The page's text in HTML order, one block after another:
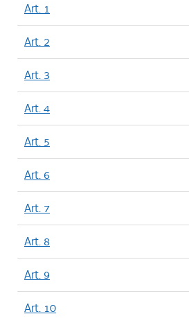
Art. 1
Art. 2
Art. 3
Art. 4
Art. 5
Art. 6
Art. 7
Art. 8
Art. 9
Art. 10